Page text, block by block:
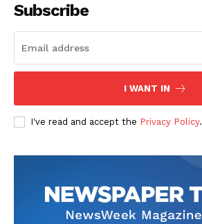
Subscribe
I WANT IN
I've read and accept the Privacy Policy.